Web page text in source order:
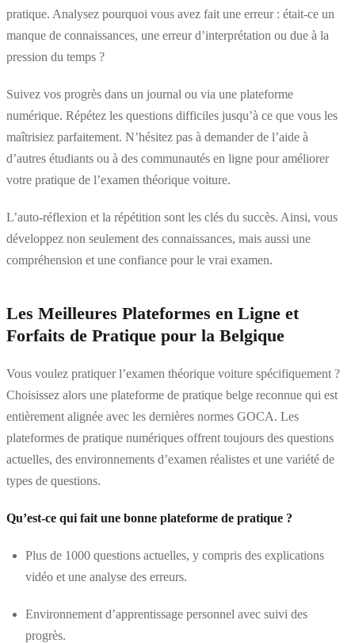
pratique. Analysez pourquoi vous avez fait une erreur : était-ce un
manque de connaissances, une erreur d’interprétation ou due à la
pression du temps ?
Suivez vos progrès dans un journal ou via une plateforme
numérique. Répétez les questions difficiles jusqu’à ce que vous les
maîtrisiez parfaitement. N’hésitez pas à demander de l’aide à
d’autres étudiants ou à des communautés en ligne pour améliorer
votre pratique de l’examen théorique voiture.
L’auto-réflexion et la répétition sont les clés du succès. Ainsi, vous
développez non seulement des connaissances, mais aussi une
compréhension et une confiance pour le vrai examen.
Les Meilleures Plateformes en Ligne et
Forfaits de Pratique pour la Belgique
Vous voulez pratiquer l’examen théorique voiture spécifiquement ?
Choisissez alors une plateforme de pratique belge reconnue qui est
entièrement alignée avec les dernières normes GOCA. Les
plateformes de pratique numériques offrent toujours des questions
actuelles, des environnements d’examen réalistes et une variété de
types de questions.
Qu’est-ce qui fait une bonne plateforme de pratique ?
Plus de 1000 questions actuelles, y compris des explications
vidéo et une analyse des erreurs.
Environnement d’apprentissage personnel avec suivi des
progrès.